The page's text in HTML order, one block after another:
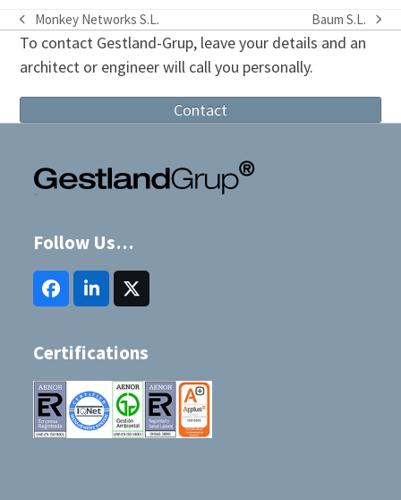
previous
post:
Monkey Networks S.L.
next
post:
Baum S.L.
To contact Gestland-Grup, leave your details and an
architect or engineer will call you personally.
Contact
Follow Us…
FacebookLinkedInTwitter
(deprecated)
Certifications